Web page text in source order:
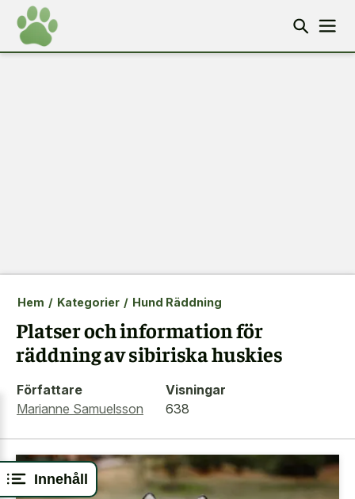
Innehåll
Hem / Kategorier / Hund Räddning
Platser och information för
räddning av sibiriska huskies
Författare
Marianne Samuelsson
Visningar
638